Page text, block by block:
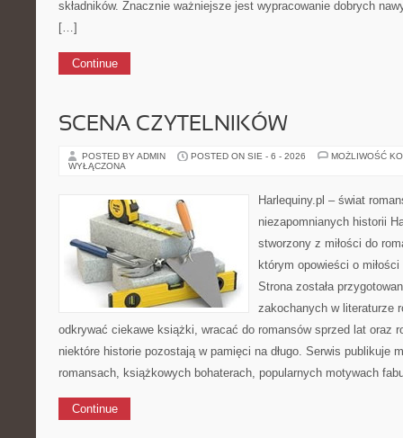
składników. Znacznie ważniejsze jest wypracowanie dobrych
[…]
Continue
SCENA CZYTELNIKÓW
POSTED BY ADMIN POSTED ON SIE - 6 - 2026
MOŻLIWOŚĆ
WYŁĄCZONA
Harlequiny.pl – świat
niezapomnianych historii
stworzony z miłości do
którym opowieści o
Strona została
zakochanych w literaturze
odkrywać ciekawe książki, wracać do romansów sprzed lat oraz
niektóre historie pozostają w pamięci na długo. Serwis publikuje
romansach, książkowych bohaterach, popularnych motywach
Continue